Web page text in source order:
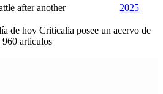
after another 2025
de hoy Criticalia posee un acervo de
960 articulos